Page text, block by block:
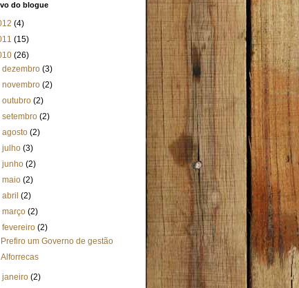
do blogue
(4)
(15)
(26)
dezembro(3)
novembro(2)
outubro(2)
setembro(2)
agosto(2)
julho(3)
junho(2)
maio(2)
abril(2)
março(2)
fevereiro(2)
Prefiro um Governo de gestão
Alforrecas
janeiro(2)